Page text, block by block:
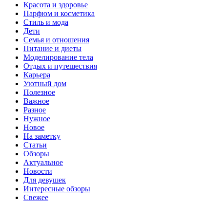
Красота и здоровье
Парфюм и косметика
Стиль и мода
Дети
Семья и отношения
Питание и диеты
Моделирование тела
Отдых и путешествия
Карьера
Уютный дом
Полезное
Важное
Разное
Нужное
Новое
На заметку
Статьи
Обзоры
Актуальное
Новости
Для девушек
Интересные обзоры
Свежее